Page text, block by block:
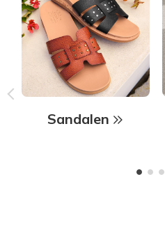
Sandalen